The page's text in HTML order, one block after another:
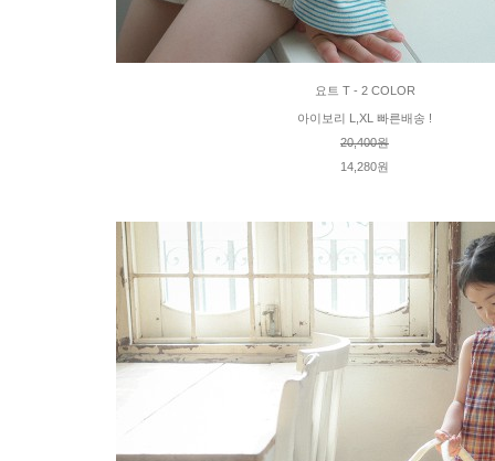
요트 T - 2 COLOR
아이보리 L,XL 빠른배송 !
20,400원
14,280원